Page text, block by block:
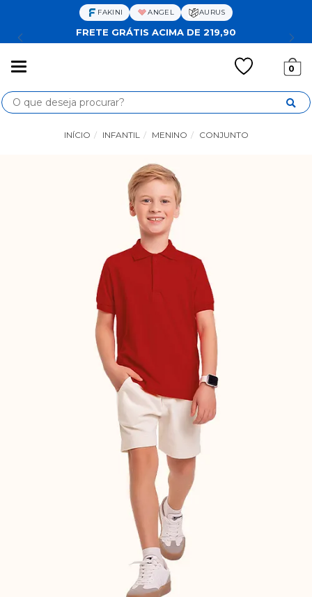
FAKINI ANGEL AURUS
FRETE GRÁTIS ACIMA DE 219,90
0
Busca
INÍCIO INFANTIL MENINO CONJUNTO